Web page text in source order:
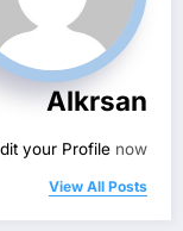
Alkrsan
your Profile now.
View All Posts